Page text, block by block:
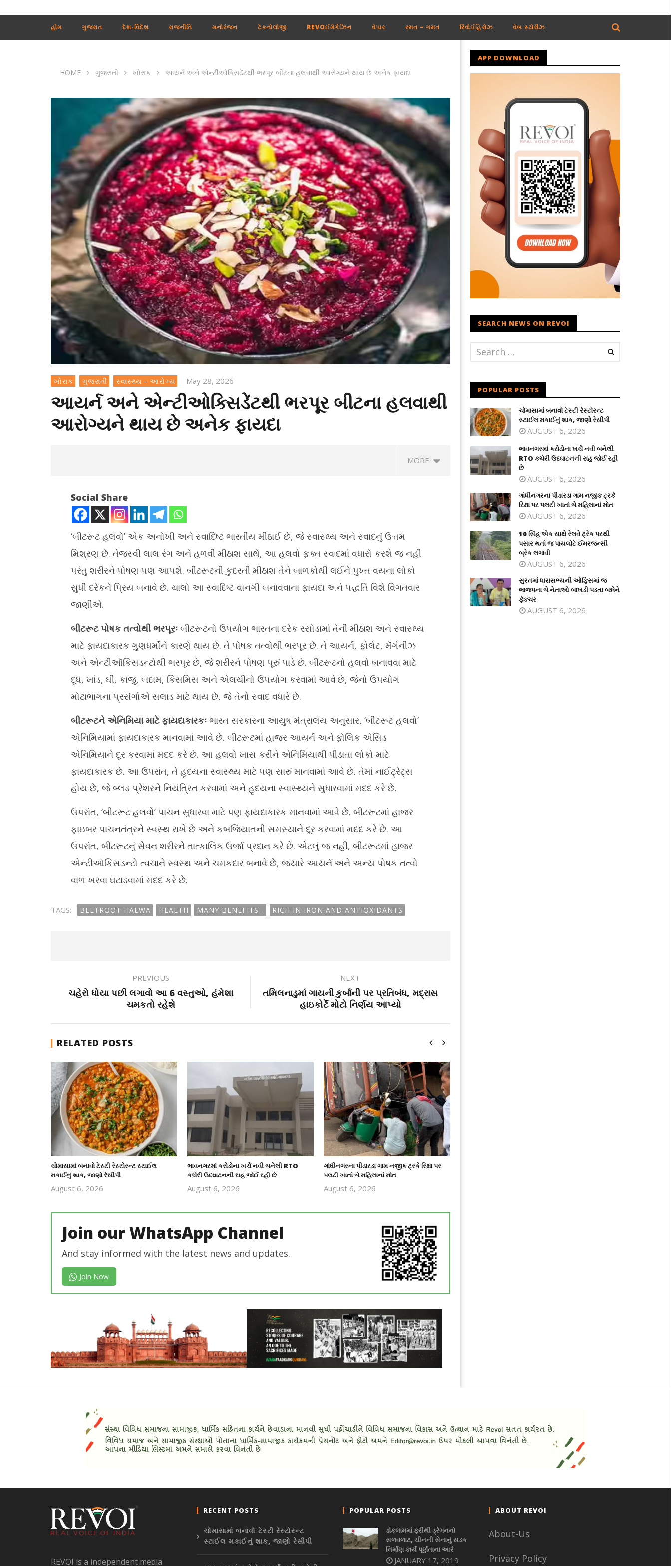
હોમ ગુજરાત દેશ-વિદેશ રાજનીતિ મનોરંજન ટેકનોલોજી REVOઈમેગેઝિન વેપાર રમત – ગમત રિવોઈહિરોઝ વેબ સ્ટોરીઝ
HOME ગુજરાતી ખોરાક આયર્ન અને એન્ટીઓક્સિડેંટથી ભરપૂર બીટના હલવાથી આરોગ્યને થાય છે અનેક ફાયદા
ખોરાક ગુજરાતી સ્વાસ્થ્ય - આરોગ્ય May 28, 2026
આયર્ન અને એન્ટીઓક્સિડેંટથી ભરપૂર બીટના હલવાથી
આરોગ્યને થાય છે અનેક ફાયદા
MORE
NOW VIEWING
આયર્ન અને એન્ટીઓક્સિડેંટથી ભરપૂર
બીટના હલવાથી આરોગ્યને થાય છે અનેક
ફાયદા
28,
ચોમાસામાં બનાવો ટેસ્ટી રેસ્ટોરન્ટ સ્ટાઈલ
મકાઈનું શાક, જાણો રેસીપી
2026
ભાવનગરમાં કરોડોના ખર્ચે નવી બનેલી RTO
કચેરી ઉદઘાટનની રાહ જોઈ રહી છે
2026
ગાંધીનગરના પીંડારડા ગામ નજીક ટ્રકે રિક્ષા
પર પલટી ખાતાં બે મહિલાનાં મોત
10 સિંહ એક સાથે રેલવે ટ્રેક પરથી પસાર
થતાં જ પાયલોટે ઈમરજન્સી બ્રેક લગાવી
28,
Social Share
‘બીટરૂટ હલવો’ એક અનોખી અને સ્વાદિષ્ટ ભારતીય મીઠાઈ છે, જે સ્વાસ્થ્ય અને સ્વાદનું ઉત્તમ
મિશ્રણ છે. તેજસ્વી લાલ રંગ અને હળવી મીઠાશ સાથે, આ હલવો ફક્ત સ્વાદમાં વધારો કરશે જ નહીં
પરંતુ શરીરને પોષણ પણ આપશે. બીટરૂટની કુદરતી મીઠાશ તેને બાળકોથી લઈને પુખ્ત વયના લોકો
સુધી દરેકને પ્રિય બનાવે છે. ચાલો આ સ્વાદિષ્ટ વાનગી બનાવવાના ફાયદા અને પદ્ધતિ વિશે વિગતવાર
જાણીએ.
બીટરૂટ પોષક તત્વોથી ભરપૂરઃબીટરૂટનો ઉપયોગ ભારતના દરેક રસોડામાં તેની મીઠાશ અને સ્વાસ્થ્ય
માટે ફાયદાકારક ગુણધર્મોને કારણે થાય છે. તે પોષક તત્વોથી ભરપૂર છે. તે આયર્ન, ફોલેટ, મેંગેનીઝ
અને એન્ટીઑકિસડન્ટોથી ભરપૂર છે, જે શરીરને પોષણ પૂરું પાડે છે. બીટરૂટનો હલવો બનાવવા માટે
દૂધ, ખાંડ, ઘી, કાજુ, બદામ, કિસમિસ અને એલચીનો ઉપયોગ કરવામાં આવે છે, જેનો ઉપયોગ
મોટાભાગના પ્રસંગોએ સલાડ માટે થાય છે, જે તેનો સ્વાદ વધારે છે.
બીટરૂટને એનિમિયા માટે ફાયદાકારકઃભારત સરકારના આયુષ મંત્રાલય અનુસાર, ‘બીટરૂટ હલવો’
એનિમિયામાં ફાયદાકારક માનવામાં આવે છે. બીટરૂટમાં હાજર આયર્ન અને ફોલિક એસિડ
એનિમિયાને દૂર કરવામાં મદદ કરે છે. આ હલવો ખાસ કરીને એનિમિયાથી પીડાતા લોકો માટે
ફાયદાકારક છે. આ ઉપરાંત, તે હૃદયના સ્વાસ્થ્ય માટે પણ સારું માનવામાં આવે છે. તેમાં નાઈટ્રેટ્સ
હોય છે, જે બ્લડ પ્રેશરને નિયંત્રિત કરવામાં અને હૃદયના સ્વાસ્થ્યને સુધારવામાં મદદ કરે છે.
ઉપરાંત, ‘બીટરૂટ હલવો’ પાચન સુધારવા માટે પણ ફાયદાકારક માનવામાં આવે છે. બીટરૂટમાં હાજર
ફાઇબર પાચનતંત્રને સ્વસ્થ રાખે છે અને કબજિયાતની સમસ્યાને દૂર કરવામાં મદદ કરે છે. આ
ઉપરાંત, બીટરૂટનું સેવન શરીરને તાત્કાલિક ઉર્જા પ્રદાન કરે છે. એટલું જ નહીં, બીટરૂટમાં હાજર
એન્ટીઑકિસડન્ટો ત્વચાને સ્વસ્થ અને ચમકદાર બનાવે છે, જ્યારે આયર્ન અને અન્ય પોષક તત્વો
વાળ ખરવા ઘટાડવામાં મદદ કરે છે.
TAGS: BEETROOT HALWA HEALTH MANY BENEFITS - RICH IN IRON AND ANTIOXIDANTS
PREVIOUS
ચહેરો ધોયા પછી લગાવો આ 6 વસ્તુઓ, હંમેશા
ચમકતો રહેશે
NEXT
તમિલનાડુમાં ગાયની કુર્બાની પર પ્રતિબંધ, મદ્રાસ
હાઇકોર્ટે મોટો નિર્ણય આપ્યો
RELATED POSTS
ચોમાસામાં બનાવો ટેસ્ટી રેસ્ટોરન્ટ સ્ટાઈલ
મકાઈનું શાક, જાણો રેસીપી
August 6, 2026
ભાવનગરમાં કરોડોના ખર્ચે નવી બનેલી RTO
કચેરી ઉદઘાટનની રાહ જોઈ રહી છે
August 6, 2026
ગાંધીનગરના પીંડારડા ગામ નજીક ટ્રકે રિક્ષા પર
પલટી ખાતાં બે મહિલાનાં મોત
August 6, 2026
Join our WhatsApp Channel
And stay informed with the latest news and updates.
Join Now
APP DOWNLOAD
SEARCH NEWS ON REVOI
POPULAR POSTS
ચોમાસામાં બનાવો ટેસ્ટી રેસ્ટોરન્ટ
સ્ટાઈલ મકાઈનું શાક, જાણો રેસીપી
AUGUST 6, 2026
ભાવનગરમાં કરોડોના ખર્ચે નવી બનેલી
RTO કચેરી ઉદઘાટનની રાહ જોઈ રહી
છે
AUGUST 6, 2026
ગાંધીનગરના પીંડારડા ગામ નજીક ટ્રકે
રિક્ષા પર પલટી ખાતાં બે મહિલાનાં મોત
AUGUST 6, 2026
10 સિંહ એક સાથે રેલવે ટ્રેક પરથી
પસાર થતાં જ પાયલોટે ઈમરજન્સી
બ્રેક લગાવી
AUGUST 6, 2026
સુરતમાં ધારાસભ્યની ઓફિસમાં જ
ભાજપના બે નેતાઓ બાખડી પડતા બન્નેને
ફેકચર
AUGUST 6, 2026
REVOI is a independent media
RECENT POSTS
ચોમાસામાં બનાવો ટેસ્ટી રેસ્ટોરન્ટ
સ્ટાઈલ મકાઈનું શાક, જાણો રેસીપી
POPULAR POSTS
ડોકલામમાં ફરીથી ડ્રેગનનો
સળવળાટ, ચીનની સેનાનું સડક
નિર્માણ કાર્ય પૂર્ણતાના આરે
JANUARY 17, 2019
ABOUT REVOI
About-Us
Privacy Policy